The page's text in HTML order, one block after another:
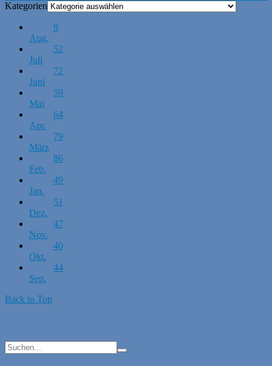
Kategorien
9
Aug.
52
Juli
72
Juni
59
Mai
64
Apr.
79
März
86
Feb.
49
Jan.
51
Dez.
47
Nov.
40
Okt.
44
Sep.
Back to Top